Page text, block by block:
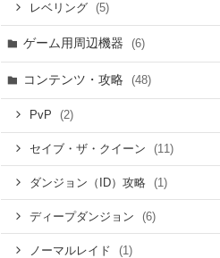
レベリング (5)
ゲーム用周辺機器 (6)
コンテンツ・攻略 (48)
PvP (2)
セイブ・ザ・クイーン (11)
ダンジョン（ID）攻略 (1)
ディープダンジョン (6)
ノーマルレイド (1)